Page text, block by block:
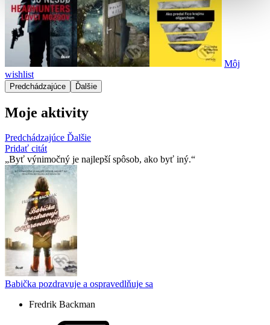
Môj
wishlist
Predchádzajúce Ďalšie
Moje aktivity
Predchádzajúce Ďalšie
Pridať citát
Byť výnimočný je najlepší spôsob, ako byť iný.
Babička pozdravuje a ospravedlňuje sa
Fredrik Backman